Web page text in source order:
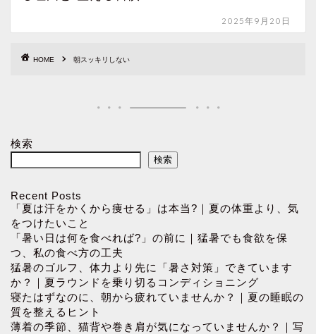
2025年9月20日
HOME 朝スッキリしない
検索
検索
Recent Posts
「夏は汗をかくから痩せる」は本当?｜夏の体重より、気
をつけたいこと
「暑い日は何を食べれば?」の前に｜猛暑でも食欲を保
つ、私の食べ方の工夫
猛暑のゴルフ、体力より先に「暑さ対策」できています
か？｜夏ラウンドを乗り切るコンディショニング
寝たはずなのに、朝から疲れていませんか？｜夏の睡眠の
質を整えるヒント
薄着の季節、猫背や巻き肩が気になっていませんか？｜写